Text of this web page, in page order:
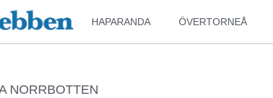
HAPARANDA ÖVERTORNEÅ
NORRBOTTEN